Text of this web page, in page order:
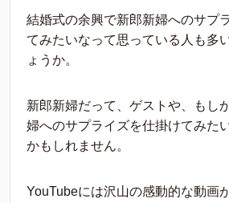
結婚式の余興で新郎新婦へのサプ
てみたいなって思っている人も多
ょうか。
新郎新婦だって、ゲストや、もし
婦へのサプライズを仕掛けてみた
かもしれません。
YouTubeには沢山の感動的な動画